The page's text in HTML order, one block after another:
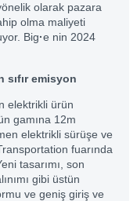
olarak pazara
olma maliyeti
Big·e nin 2024
emisyon
elektrikli ürün
gamına 12m
elektrikli sürüşe ve
fuarında
tasarımı, son
gibi üstün
ve geniş giriş ve